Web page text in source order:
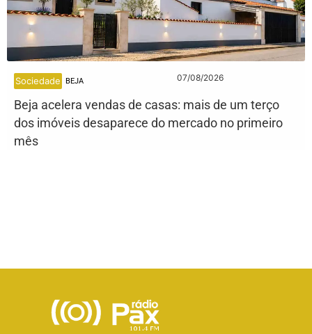
Sociedade BEJA 07/08/2026
Beja acelera vendas de casas: mais de um terço
dos imóveis desaparece do mercado no primeiro
mês